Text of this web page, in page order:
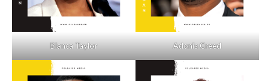
Bianca Taylor Adonis Creed